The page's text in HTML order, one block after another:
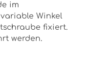
im
Winkel
fixiert.
werden.